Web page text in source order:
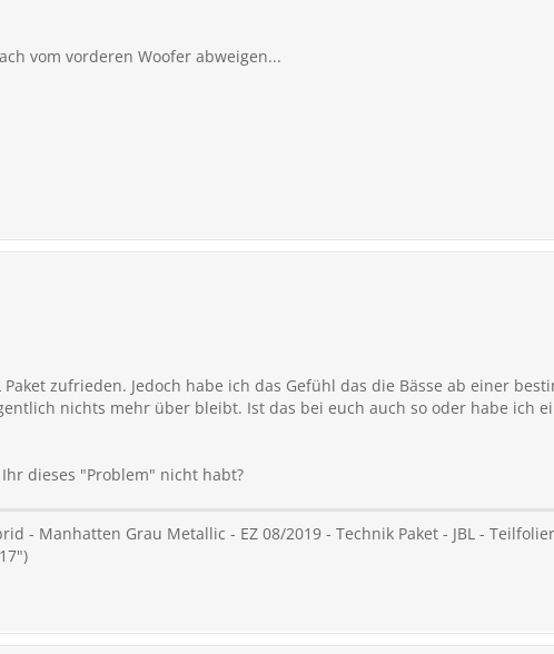
vom vorderen Woofer abweigen...
zufrieden. Jedoch habe ich das Gefühl das die Bässe ab einer
nichts mehr über bleibt. Ist das bei euch auch so oder habe ich
dieses "Problem" nicht habt?
- Manhatten Grau Metallic - EZ 08/2019 - Technik Paket - JBL -